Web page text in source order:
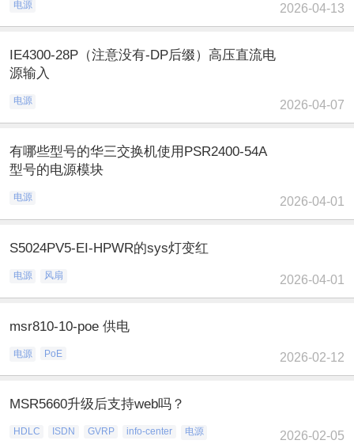
电源 2026-04-13
IE4300-28P（注意没有-DP后缀）高压直流电
源输入
电源 2026-04-07
有哪些型号的华三交换机使用PSR2400-54A
型号的电源模块
电源 2026-04-01
S5024PV5-EI-HPWR的sys灯变红
电源 风扇 2026-04-01
msr810-10-poe 供电
电源 PoE 2026-02-12
MSR5660升级后支持web吗？
HDLC ISDN GVRP info-center 电源 2026-02-05